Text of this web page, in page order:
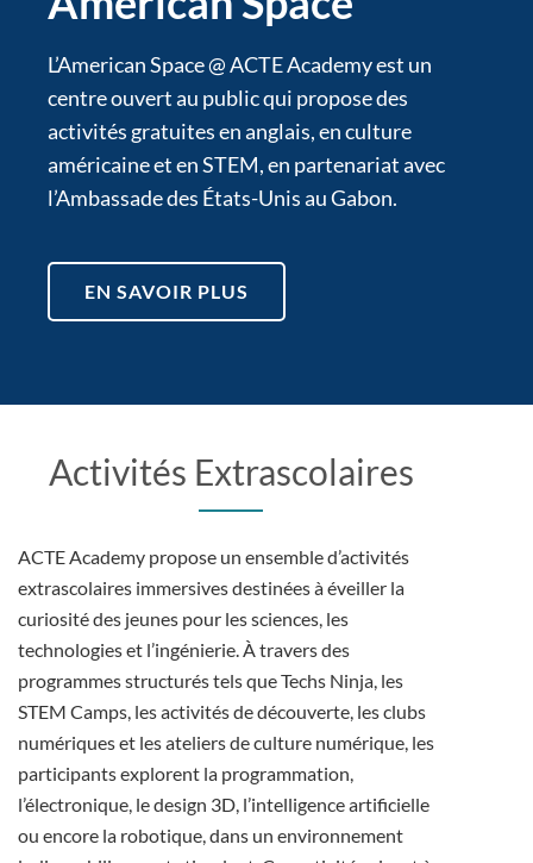
L’American Space @ ACTE Academy est un
centre ouvert au public qui propose des
activités gratuites en anglais, en culture
américaine et en STEM, en partenariat avec
l’Ambassade des États-Unis au Gabon.
EN SAVOIR PLUS
Activités Extrascolaires
ACTE Academy propose un ensemble d’activités
extrascolaires immersives destinées à éveiller la
curiosité des jeunes pour les sciences, les
technologies et l’ingénierie. À travers des
programmes structurés tels que Techs Ninja, les
STEM Camps, les activités de découverte, les clubs
numériques et les ateliers de culture numérique, les
participants explorent la programmation,
l’électronique, le design 3D, l’intelligence artificielle
ou encore la robotique, dans un environnement